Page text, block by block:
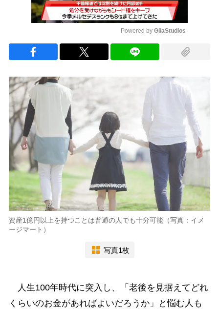
Powered by GliaStudios
資産1億円以上を持つことは普通の人でも十分可能（写真：イメ
ージマート）
写真1枚
人生100年時代に突入し、「老後を見据えてどれ
くらいのお金があればよいだろうか」と悩む人も